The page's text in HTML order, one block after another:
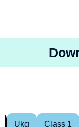
Ukg Class 1